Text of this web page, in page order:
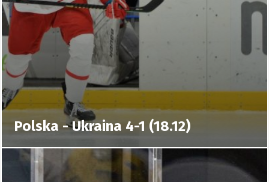
Polska - Ukraina 4-1 (18.12)